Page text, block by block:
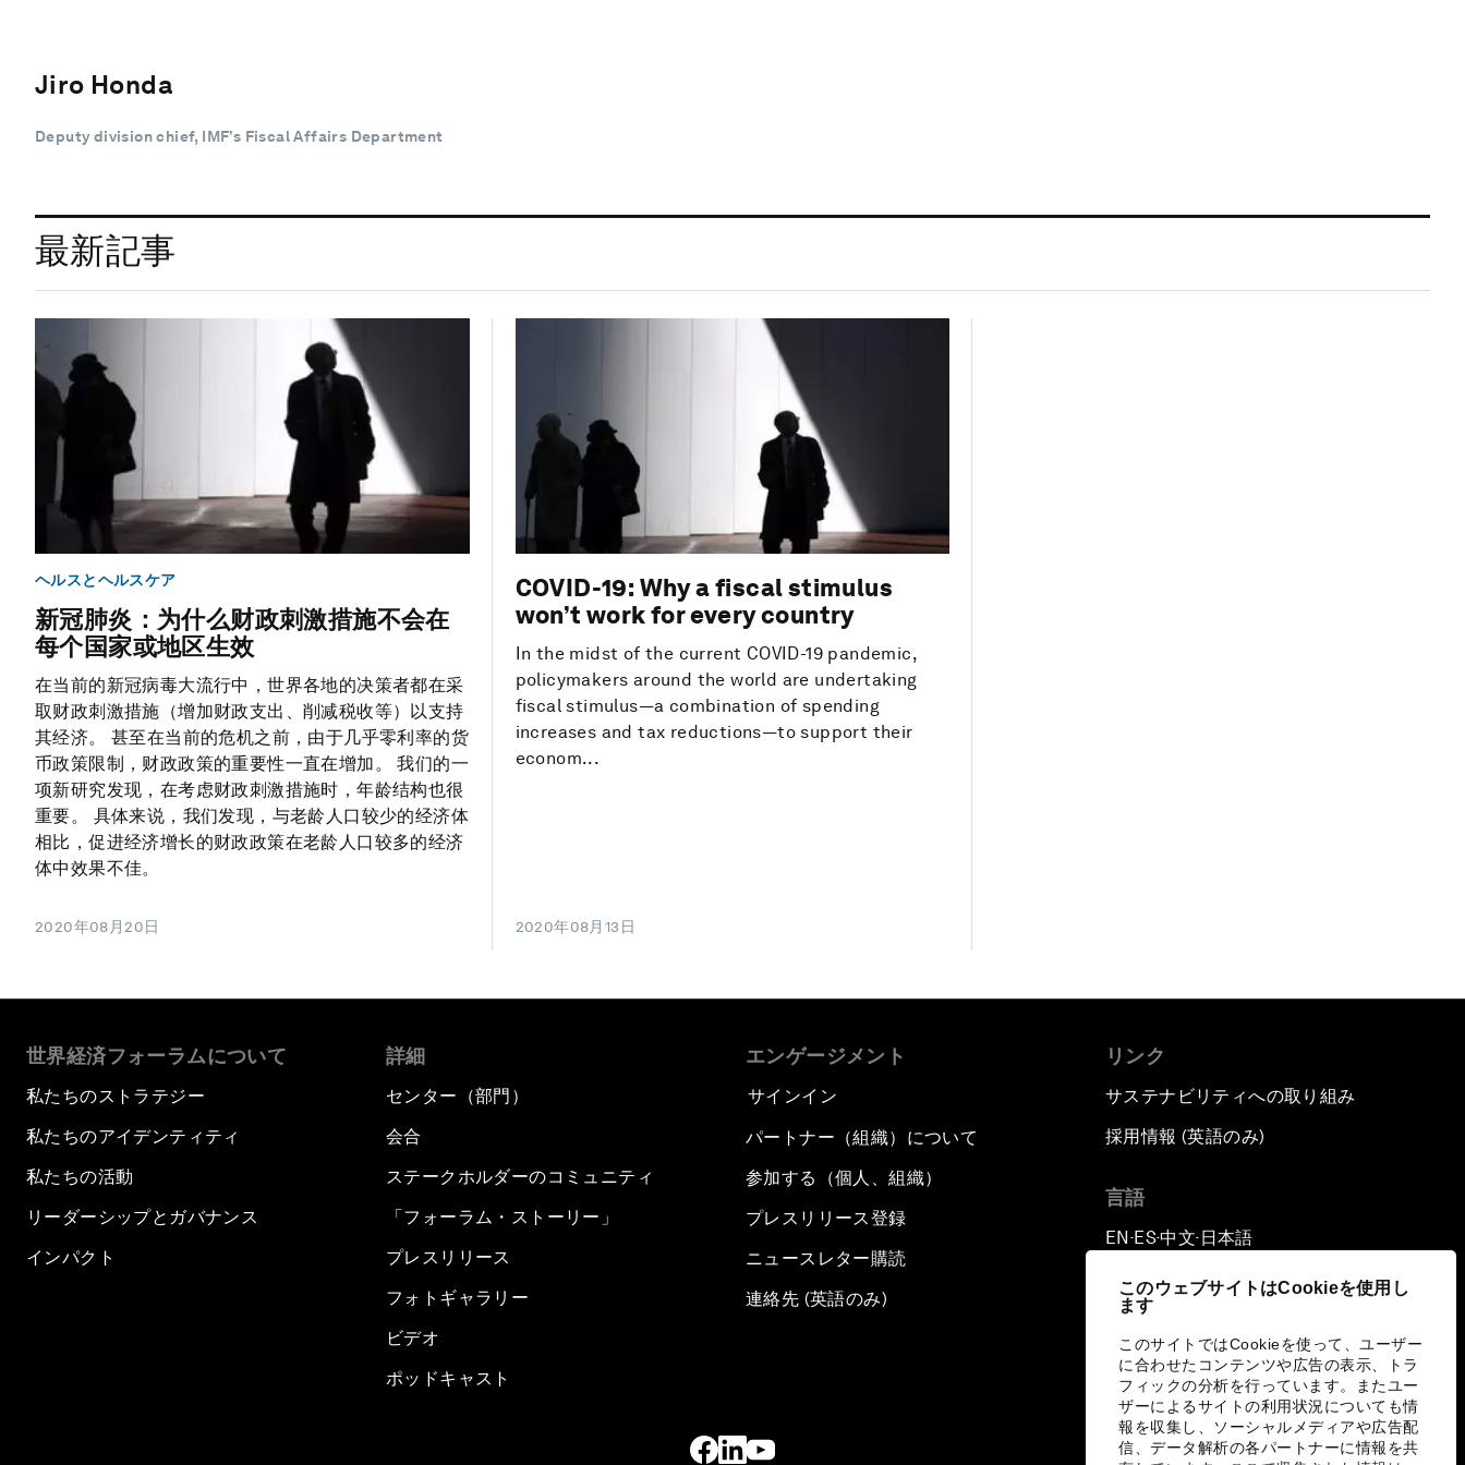
このウェブサイトはCookieを使用し
ます
このサイトではCookieを使って、ユーザー
に合わせたコンテンツや広告の表示、トラ
フィックの分析を行っています。またユー
ザーによるサイトの利用状況についても情
報を収集し、ソーシャルメディアや広告配
信、データ解析の各パートナーに情報を共
Jiro Honda
Deputy division chief, IMF’s Fiscal Affairs Department
最新記事
ヘルスとヘルスケア
新冠肺炎：为什么财政刺激措施不会在
每个国家或地区生效
在当前的新冠病毒大流行中，世界各地的决策者都在采
取财政刺激措施（增加财政支出、削减税收等）以支持
其经济。 甚至在当前的危机之前，由于几乎零利率的货
币政策限制，财政政策的重要性一直在增加。 我们的一
项新研究发现，在考虑财政刺激措施时，年龄结构也很
重要。 具体来说，我们发现，与老龄人口较少的经济体
相比，促进经济增长的财政政策在老龄人口较多的经济
体中效果不佳。
2020年08月20日
COVID-19: Why a fiscal stimulus
won’t work for every country
In the midst of the current COVID-19 pandemic,
policymakers around the world are undertaking
fiscal stimulus—a combination of spending
increases and tax reductions—to support their
econom...
2020年08月13日
世界経済フォーラムについて
私たちのストラテジー
私たちのアイデンティティ
私たちの活動
リーダーシップとガバナンス
インパクト
詳細
センター（部門）
会合
ステークホルダーのコミュニティ
「フォーラム・ストーリー」
プレスリリース
フォトギャラリー
ビデオ
ポッドキャスト
エンゲージメント
サインイン
パートナー（組織）について
参加する（個人、組織）
プレスリリース登録
ニュースレター購読
連絡先 (英語のみ)
リンク
サステナビリティへの取り組み
採用情報 (英語のみ)
言語
EN ▪ ES▪中文▪ 日本語